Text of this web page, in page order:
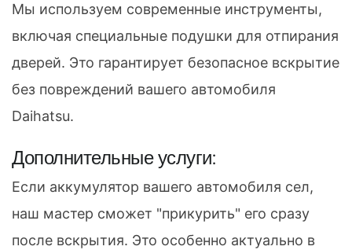
Мы используем современные инструменты,
включая специальные подушки для отпирания
дверей. Это гарантирует безопасное вскрытие
без повреждений вашего автомобиля
Daihatsu.
Дополнительные услуги:
Если аккумулятор вашего автомобиля сел,
наш мастер сможет "прикурить" его сразу
после вскрытия. Это особенно актуально в